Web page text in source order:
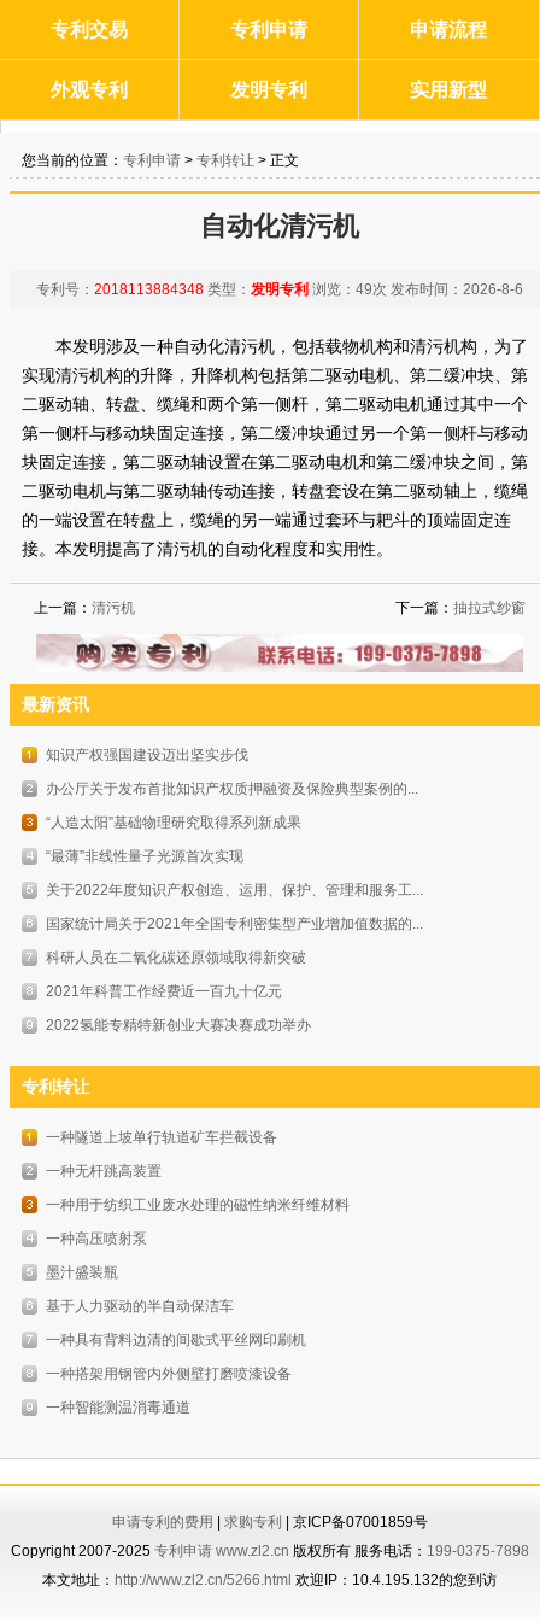
专利交易 专利申请 申请流程
外观专利 发明专利 实用新型
您当前的位置： 专利申请 > 专利转让 > 正文
自动化清污机
专利号： 2018113884348 类型： 发明专利 浏览： 49次 发布时间： 2026-8-6
本发明涉及一种自动化清污机，包括载物机构和清污机构，为了
实现清污机构的升降，升降机构包括第二驱动电机、第二缓冲块、第
二驱动轴、转盘、缆绳和两个第一侧杆，第二驱动电机通过其中一个
第一侧杆与移动块固定连接，第二缓冲块通过另一个第一侧杆与移动
块固定连接，第二驱动轴设置在第二驱动电机和第二缓冲块之间，第
二驱动电机与第二驱动轴传动连接，转盘套设在第二驱动轴上，缆绳
的一端设置在转盘上，缆绳的另一端通过套环与耙斗的顶端固定连
接。本发明提高了清污机的自动化程度和实用性。
上一篇： 清污机 下一篇： 抽拉式纱窗
最新资讯
知识产权强国建设迈出坚实步伐
办公厅关于发布首批知识产权质押融资及保险典型案例的...
“人造太阳”基础物理研究取得系列新成果
“最薄”非线性量子光源首次实现
关于2022年度知识产权创造、运用、保护、管理和服务工...
国家统计局关于2021年全国专利密集型产业增加值数据的...
科研人员在二氧化碳还原领域取得新突破
2021年科普工作经费近一百九十亿元
2022氢能专精特新创业大赛决赛成功举办
专利转让
一种隧道上坡单行轨道矿车拦截设备
一种无杆跳高装置
一种用于纺织工业废水处理的磁性纳米纤维材料
一种高压喷射泵
墨汁盛装瓶
基于人力驱动的半自动保洁车
一种具有背料边清的间歇式平丝网印刷机
一种搭架用钢管内外侧壁打磨喷漆设备
一种智能测温消毒通道
申请专利的费用 求购专利
| 京ICP备07001859号
Copyright 2007-2025 专利申请 www.zl2.cn 版权所有 服务电话： 199-0375-7898
本文地址： http://www.zl2.cn/5266.html 欢迎IP：10.4.195.132的您到访